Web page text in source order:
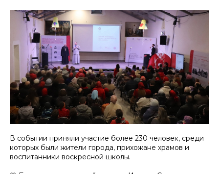
В событии приняли участие более 230 человек, среди
которых были жители города, прихожане храмов и
воспитанники воскресной школы.